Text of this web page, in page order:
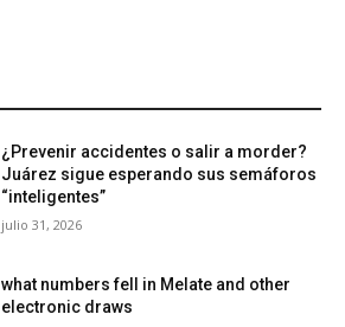
¿Prevenir accidentes o salir a morder?
Juárez sigue esperando sus semáforos
“inteligentes”
julio 31, 2026
what numbers fell in Melate and other
electronic draws